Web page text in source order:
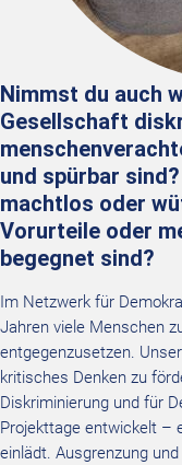
Nimmst du auch
Gesellschaft
und spürbar
machtlos oder
Vorurteile oder
begegnet sind?
Im Netzwerk für
Jahren viele Menschen
entgegenzusetzen.
kritisches Denken zu
Diskriminierung und für
Projekttage entwickelt –
einlädt. Ausgrenzung